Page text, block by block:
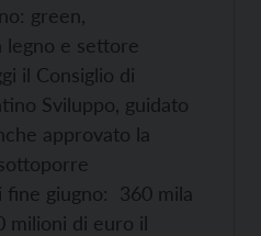
green,
legno e settore
il Consiglio di
Sviluppo, guidato
approvato la
fine giugno: 360 mila
milioni di euro il